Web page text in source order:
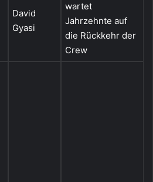
David
Gyasi
wartet
Jahrzehnte auf
die Rückkehr der
Crew